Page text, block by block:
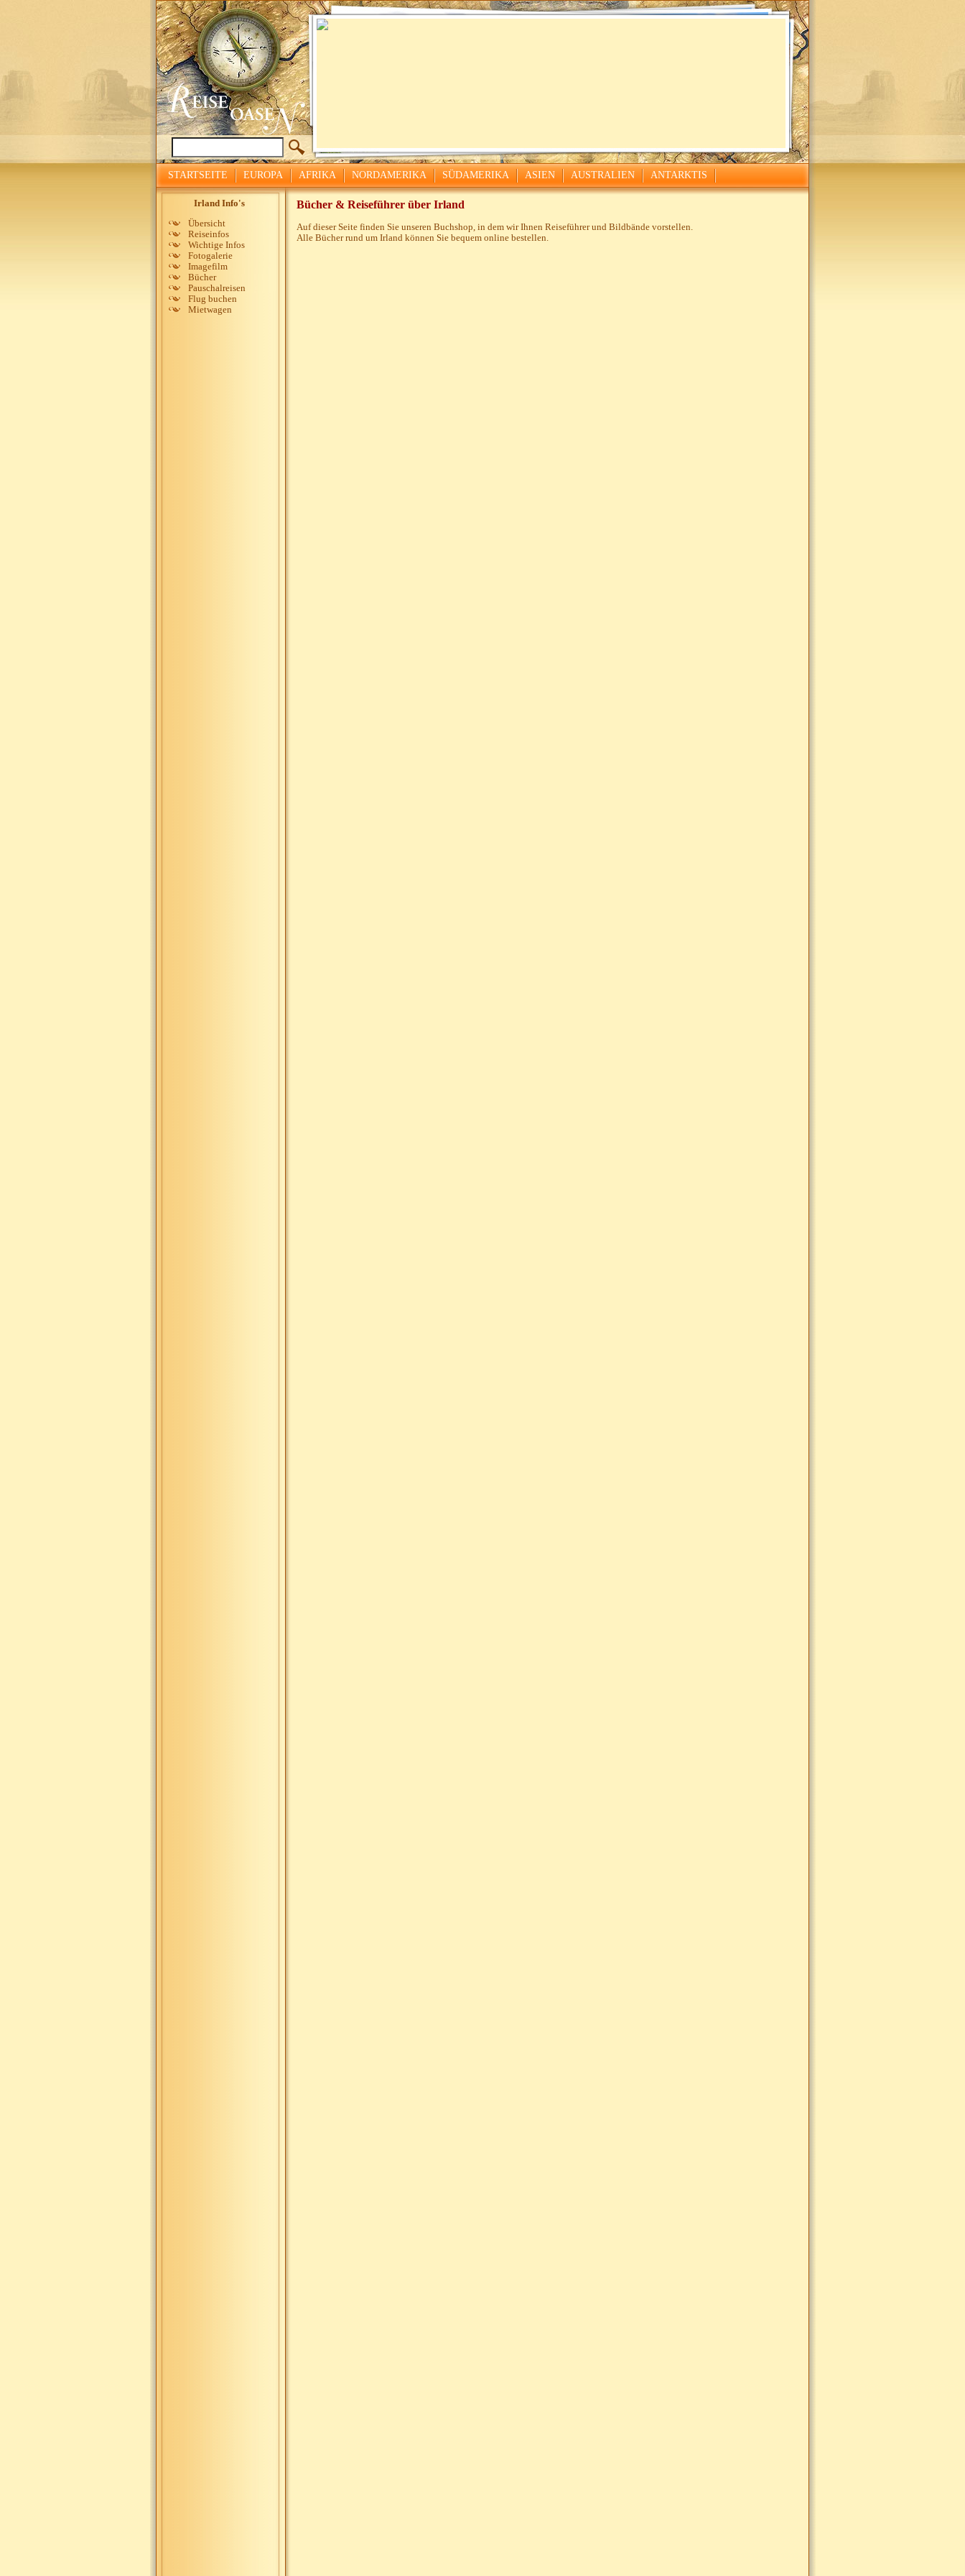
STARTSEITE EUROPA AFRIKA NORDAMERIKA SÜDAMERIKA ASIEN AUSTRALIEN ANTARKTIS
Irland Info's
Übersicht
Reiseinfos
Wichtige Infos
Fotogalerie
Imagefilm
Bücher
Pauschalreisen
Flug buchen
Mietwagen
Bücher & Reiseführer über Irland
Auf dieser Seite finden Sie unseren Buchshop, in dem wir Ihnen Reiseführer und Bildbände vorstellen.
Alle Bücher rund um Irland können Sie bequem online bestellen.